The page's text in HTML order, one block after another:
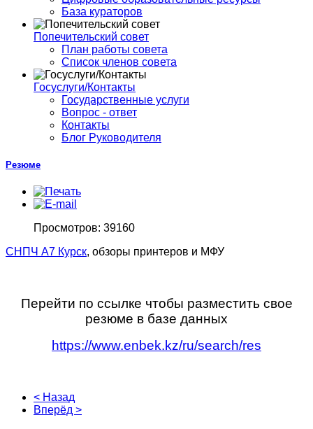
База кураторов
Попечительский совет
План работы совета
Список членов совета
Госуслуги/Контакты
Государственные услуги
Вопрос - ответ
Контакты
Блог Руководителя
Резюме
Просмотров: 39160
СНПЧ А7 Курск, обзоры принтеров и МФУ
Перейти по ссылке чтобы разместить свое
резюме в базе данных
https://www.enbek.kz/ru/search/res
< Назад
Вперёд >